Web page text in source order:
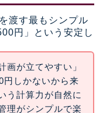
渡す最もシンプル
円」という安定し
画が立てやすい」
円しかないから来
う計算力が自然に
理がシンプルで楽